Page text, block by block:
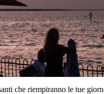
che riempiranno le tue